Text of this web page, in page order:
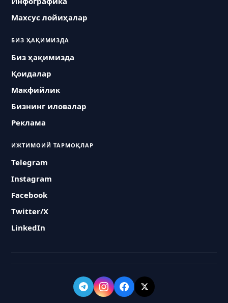
Махсус лойиҳалар
БИЗ ҲАҚИМИЗДА
Биз ҳақимизда
Қоидалар
Макфийлик
Бизнинг иловалар
Реклама
ИЖТИМОИЙ ТАРМОҚЛАР
Telegram
Instagram
Facebook
Twitter/X
LinkedIn